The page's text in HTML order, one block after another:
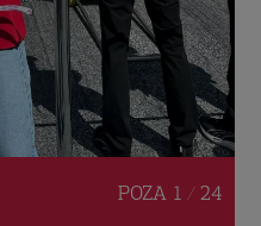
POZA 1 / 24